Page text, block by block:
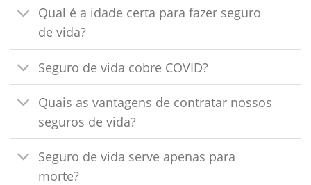
Qual é a idade certa para fazer seguro
de vida?
Seguro de vida cobre COVID?
Quais as vantagens de contratar nossos
seguros de vida?
Seguro de vida serve apenas para
morte?